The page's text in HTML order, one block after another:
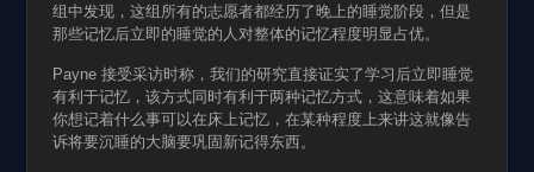
组中发现，这组所有的志愿者都经历了晚上的睡觉阶段，但是
那些记忆后立即的睡觉的人对整体的记忆程度明显占优。
Payne 接受采访时称，我们的研究直接证实了学习后立即睡觉
有利于记忆，该方式同时有利于两种记忆方式，这意味着如果
你想记着什么事可以在床上记忆，在某种程度上来讲这就像告
诉将要沉睡的大脑要巩固新记得东西。